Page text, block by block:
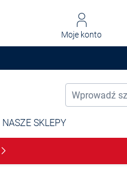
Moje konto
NASZE SKLEPY